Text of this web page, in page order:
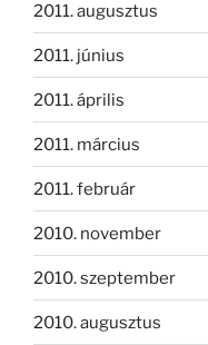
2011. augusztus
2011. június
2011. április
2011. március
2011. február
2010. november
2010. szeptember
2010. augusztus